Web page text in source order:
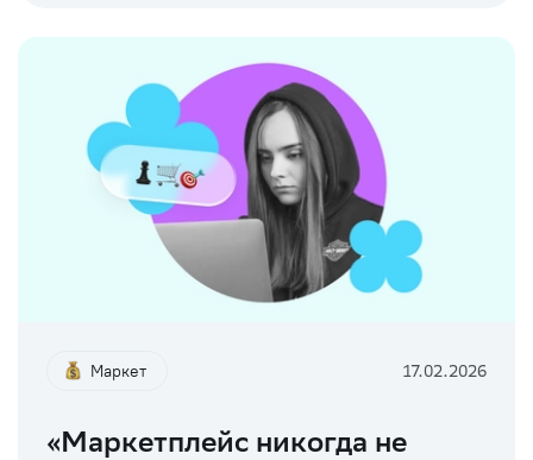
Маркет 17.02.2026
«Маркетплейс никогда не